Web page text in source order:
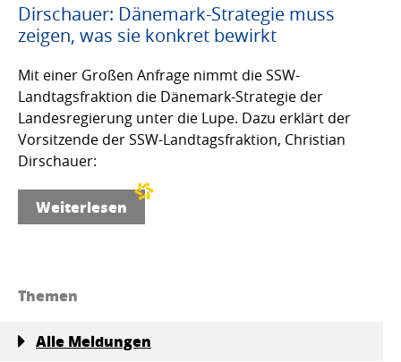
Dirschauer: Dänemark-Strategie muss
zeigen, was sie konkret bewirkt
Mit einer Großen Anfrage nimmt die SSW-
Landtagsfraktion die Dänemark-Strategie der
Landesregierung unter die Lupe. Dazu erklärt der
Vorsitzende der SSW-Landtagsfraktion, Christian
Dirschauer:
Weiterlesen
Themen
Alle Meldungen